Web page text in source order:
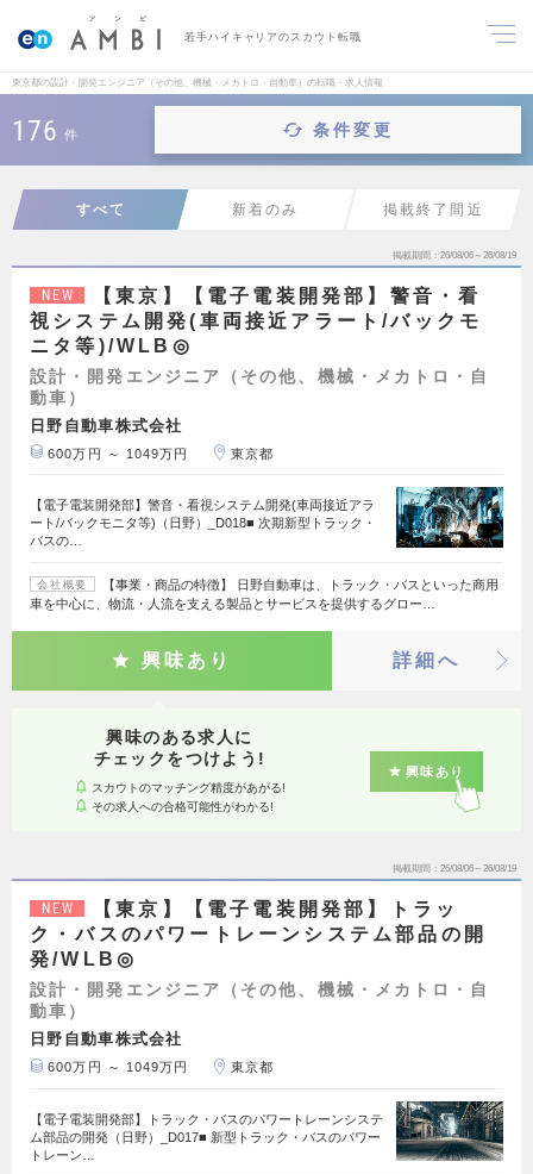
若手ハイキャリアのスカウト転職
東京都の設計・開発エンジニア（その他、機械・メカトロ・自動車）の転職・求人情報
176 件 条件変更
すべて 新着のみ 掲載終了間近
掲載期間 26/08/06～26/08/19
NEW
【東京】【電子電装開発部】警音・看
視システム開発(車両接近アラート/バックモ
ニタ等)/WLB◎
設計・開発エンジニア（その他、機械・メカトロ・自
動車）
日野自動車株式会社
600万円 ～ 1049万円 東京都
【電子電装開発部】警音・看視システム開発(車両接近アラ
ート/バックモニタ等)（日野）_D018■ 次期新型トラック・
バスの…
会社概要
【事業・商品の特徴】 日野自動車は、トラック・バスといった商用
車を中心に、物流・人流を支える製品とサービスを提供するグロー…
興味あり 詳細へ
興味のある求人に
チェックをつけよう!
スカウトのマッチング精度があがる!
その求人への合格可能性がわかる!
興味あり
掲載期間 26/08/06～26/08/19
NEW
【東京】【電子電装開発部】トラッ
ク・バスのパワートレーンシステム部品の開
発/WLB◎
設計・開発エンジニア（その他、機械・メカトロ・自
動車）
日野自動車株式会社
600万円 ～ 1049万円 東京都
【電子電装開発部】トラック・バスのパワートレーンシステ
ム部品の開発（日野）_D017■ 新型トラック・バスのパワー
トレーン…